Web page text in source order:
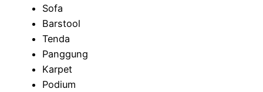
Sofa
Barstool
Tenda
Panggung
Karpet
Podium